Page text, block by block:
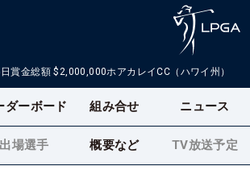
賞金総額 $2,000,000ホアカレイCC（ハワイ州）
ダーボード 組み合せ ニュース
出場選手 概要など TV放送予定